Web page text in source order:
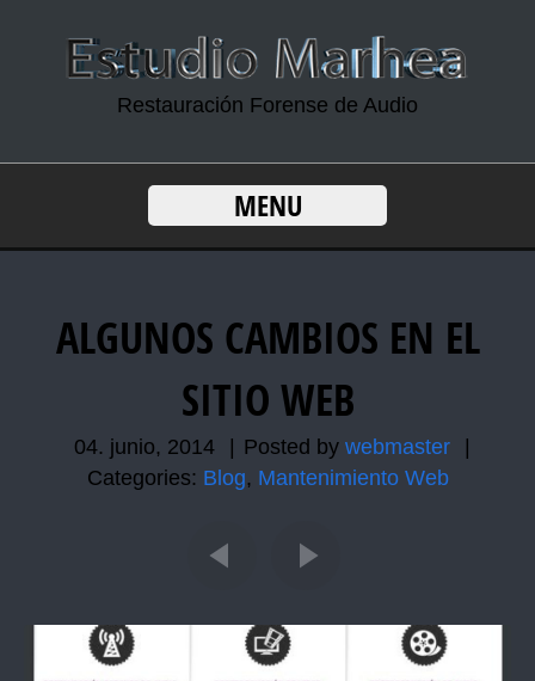
Restauración Forense de Audio
MENU
ALGUNOS CAMBIOS EN EL
SITIO WEB
04. junio, 2014 Posted by webmaster
Categories: Blog, Mantenimiento Web